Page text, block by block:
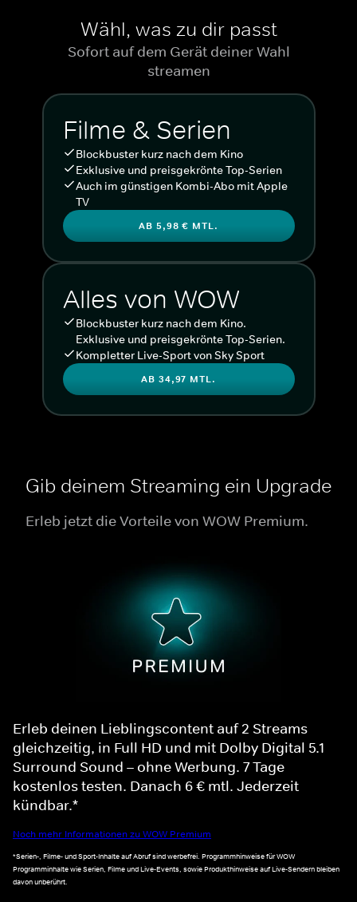
Wähl, was zu dir passt
Sofort auf dem Gerät deiner Wahl
streamen
Filme & Serien
Blockbuster kurz nach dem Kino
Exklusive und preisgekrönte Top-Serien
Auch im günstigen Kombi-Abo mit Apple
TV
AB 5,98 € MTL.
Alles von WOW
Blockbuster kurz nach dem Kino.
Exklusive und preisgekrönte Top-Serien.
Kompletter Live-Sport von Sky Sport
AB 34,97 MTL.
Gib deinem Streaming ein Upgrade
Erleb jetzt die Vorteile von WOW Premium.
Erleb deinen Lieblingscontent auf 2 Streams
gleichzeitig, in Full HD und mit Dolby Digital 5.1
Surround Sound – ohne Werbung. 7 Tage
kostenlos testen. Danach 6 € mtl. Jederzeit
kündbar.*
Noch mehr Informationen zu WOW Premium
*Serien-, Filme- und Sport-Inhalte auf Abruf sind werbefrei. Programmhinweise für WOW
Programminhalte wie Serien, Filme und Live-Events, sowie Produkthinweise auf Live-Sendern bleiben
davon unberührt.